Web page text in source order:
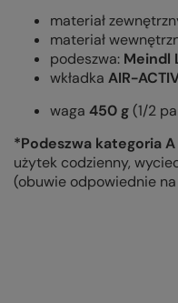
materiał
materiał
podeszwa: Meindl
wkładka AIR-
waga 450 g(1/2
*Podeszwa kategoria A
użytek codzienny,
(obuwie odpowiednie